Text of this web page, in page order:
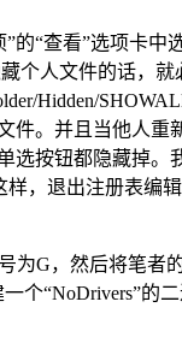
的“查看”选项卡中
个人文件的话，就
Hidden/
件。并且当他人重
按钮都隐藏掉。
，退出注册表编
为G，然后将笔者
“NoDrivers”的二